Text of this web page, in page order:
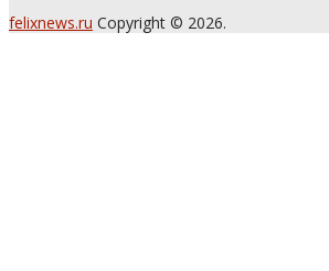
felixnews.ru Copyright © 2026.